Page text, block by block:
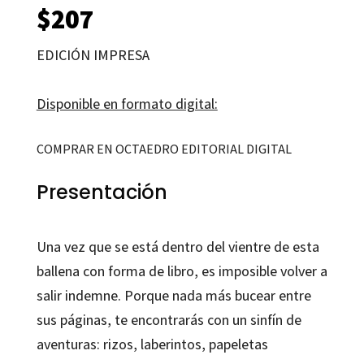
$207
EDICIÓN IMPRESA
Disponible en formato digital:
COMPRAR EN OCTAEDRO EDITORIAL DIGITAL
Presentación
Una vez que se está dentro del vientre de esta
ballena con forma de libro, es imposible volver a
salir indemne. Porque nada más bucear entre
sus páginas, te encontrarás con un sinfín de
aventuras: rizos, laberintos, papeletas